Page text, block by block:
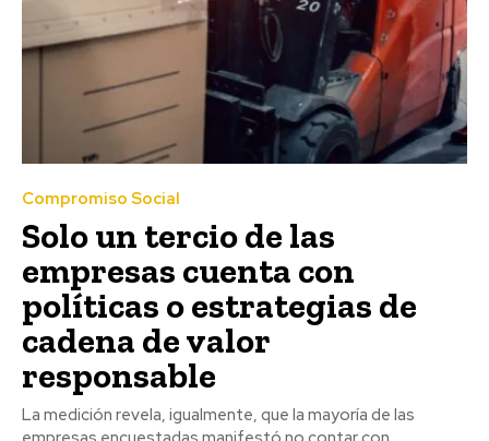
Compromiso Social
Solo un tercio de las
empresas cuenta con
políticas o estrategias de
cadena de valor
responsable
La medición revela, igualmente, que la mayoría de las